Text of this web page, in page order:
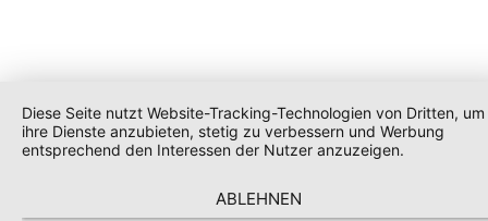
Diese Seite nutzt Website-Tracking-Technologien von Dritten, um
ihre Dienste anzubieten, stetig zu verbessern und Werbung
entsprechend den Interessen der Nutzer anzuzeigen.
ABLEHNEN